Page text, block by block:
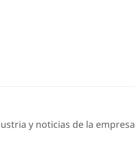
y noticias de la empresa